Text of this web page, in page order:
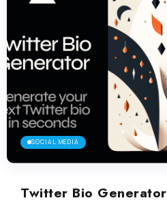
SOCIAL MEDIA
Twitter Bio Generator